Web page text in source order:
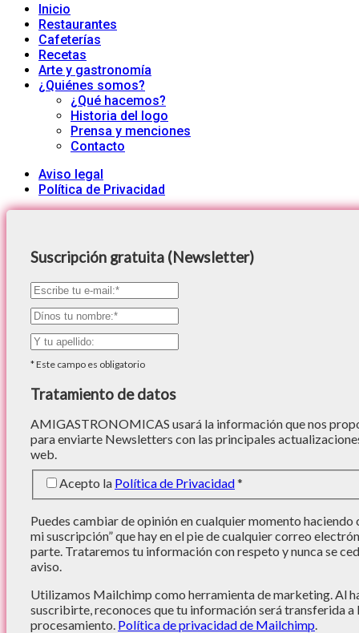
Inicio
Restaurantes
Cafeterías
Recetas
Arte y gastronomía
¿Quiénes somos?
¿Qué hacemos?
Historia del logo
Prensa y menciones
Contacto
Aviso legal
Política de Privacidad
Suscripción gratuita (Newsletter)
*Este campo es obligatorio
Tratamiento de datos
AMIGASTRONOMICAS usará la información que nos
para enviarte Newsletters con las principales
web.
Acepto la Política de Privacidad*
Puedes cambiar de opinión en cualquier momento haciendo
mi suscripción” que hay en el pie de cualquier correo
parte. Trataremos tu información con respeto y nunca se
aviso.
Utilizamos Mailchimp como herramienta de marketing. Al
suscribirte, reconoces que tu información será transferida
procesamiento. Política de privacidad de Mailchimp.